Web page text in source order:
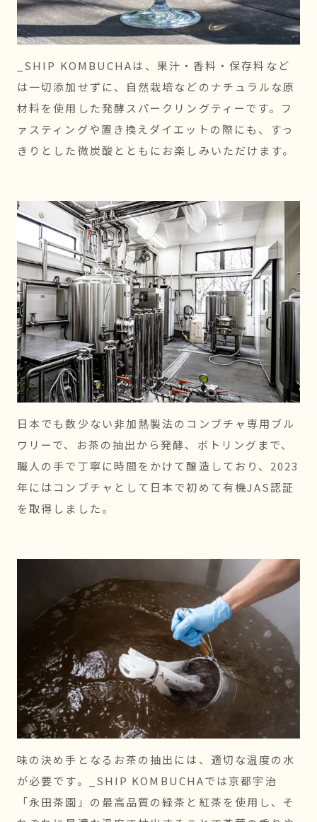
_SHIP KOMBUCHAは、果汁・香料・保存料など
は一切添加せずに、自然栽培などのナチュラルな原
材料を使用した発酵スパークリングティーです。フ
ァスティングや置き換えダイエットの際にも、すっ
きりとした微炭酸とともにお楽しみいただけます。
日本でも数少ない非加熱製法のコンブチャ専用ブル
ワリーで、お茶の抽出から発酵、ボトリングまで、
職人の手で丁寧に時間をかけて醸造しており、2023
年にはコンブチャとして日本で初めて有機JAS認証
を取得しました。
味の決め手となるお茶の抽出には、適切な温度の水
が必要です。_SHIP KOMBUCHAでは京都宇治
「永田茶園」の最高品質の緑茶と紅茶を使用し、そ